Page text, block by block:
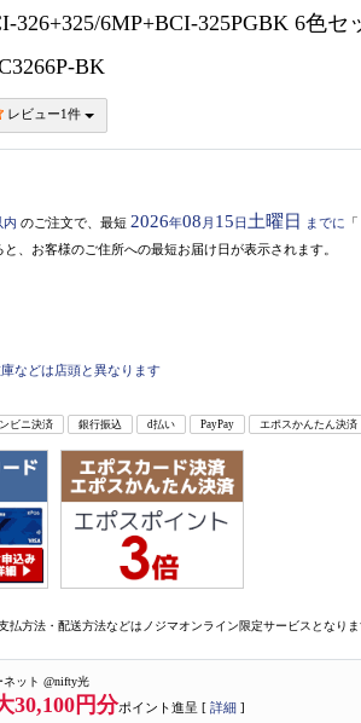
326+325/6MP+BCI-325PGBK 6色セ
BK
レビュー1件
内 のご注文で、最短 2026年08 月 15日 土曜日 までに 「
と、お客様のご住所への最短お届け日が表示されます。
などは店頭と異なります
ビニ決済 銀行振込 d払い PayPay エポスかんたん決済
払方法・配送方法などはノジマオンライン限定サービスとなりま
ネット @nifty光
30,100円分ポイント進呈 [ 詳細 ]